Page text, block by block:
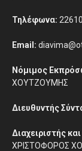
Τηλέφωνα:
Email:
Νόμιμος
ΧΟΥΤΖΟΥΜΗΣ
Διευθυντής
Διαχειριστής
ΧΡΙΣΤΟΦΟΡΟΣ